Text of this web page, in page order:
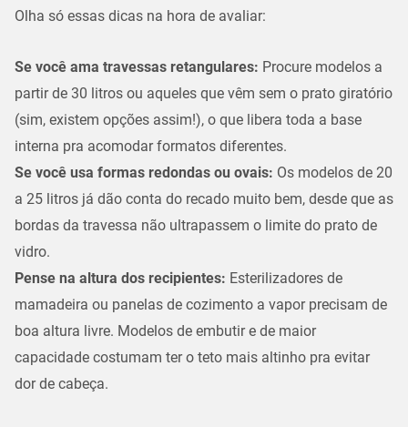
Olha só essas dicas na hora de avaliar:
Se você ama travessas retangulares: Procure modelos a
partir de 30 litros ou aqueles que vêm sem o prato giratório
(sim, existem opções assim!), o que libera toda a base
interna pra acomodar formatos diferentes.
Se você usa formas redondas ou ovais: Os modelos de 20
a 25 litros já dão conta do recado muito bem, desde que as
bordas da travessa não ultrapassem o limite do prato de
vidro.
Pense na altura dos recipientes: Esterilizadores de
mamadeira ou panelas de cozimento a vapor precisam de
boa altura livre. Modelos de embutir e de maior
capacidade costumam ter o teto mais altinho pra evitar
dor de cabeça.